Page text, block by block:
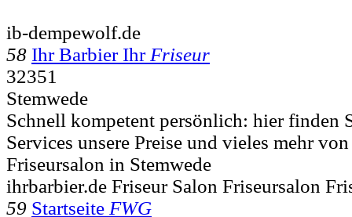
ib-dempewolf.de
58 Ihr Barbier Ihr Friseur
32351
Stemwede
Schnell kompetent persönlich: hier finden
Services unsere Preise und vieles mehr
Friseursalon in Stemwede
ihrbarbier.de Friseur Salon Friseursalon
59 Startseite FWG